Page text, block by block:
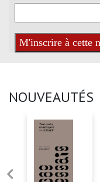
NOUVEAUTÉS